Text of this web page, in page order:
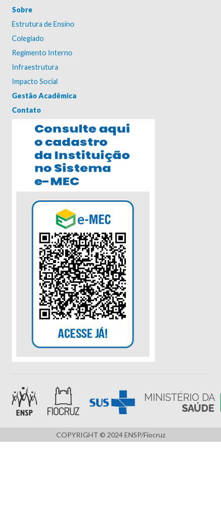
Sobre
Estrutura de Ensino
Colegiado
Regimento Interno
Infraestrutura
Impacto Social
Gestão Acadêmica
Contato
COPYRIGHT © 2024 ENSP/Fiocruz